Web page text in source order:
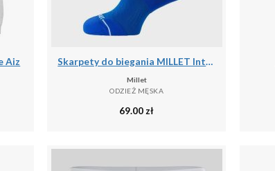
Aiz Skarpety do biegania MILLET Intense Crew Socks M
Millet
ODZIEŻ MĘSKA
69.00 zł